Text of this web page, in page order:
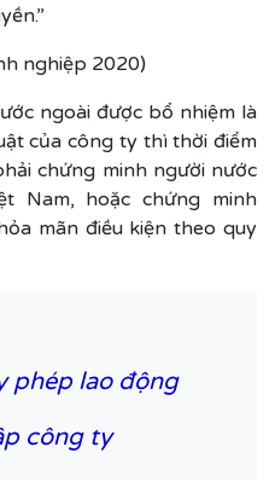
nghiệp 2020)
ngoài được bổ nhiệm là
của công ty thì thời điểm
chứng minh người nước
Nam, hoặc chứng minh
mãn điều kiện theo quy
phép lao động
công ty